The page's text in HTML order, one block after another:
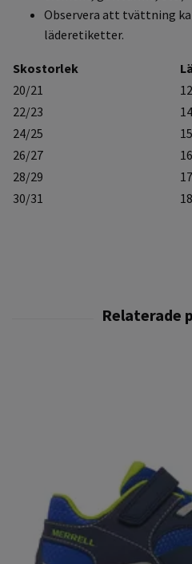
Observera att tvättning
läderetiketter.
Skostorlek
20/21
22/23
24/25
26/27
28/29
30/31